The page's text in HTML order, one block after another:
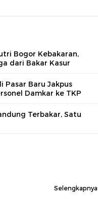
Bogor Kebakaran,
dari Bakar Kasur
Pasar Baru Jakpus
Damkar ke TKP
Terbakar, Satu
Selengkapnya